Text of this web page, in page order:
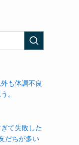
も体調不良
。
て失敗した
だちが多い